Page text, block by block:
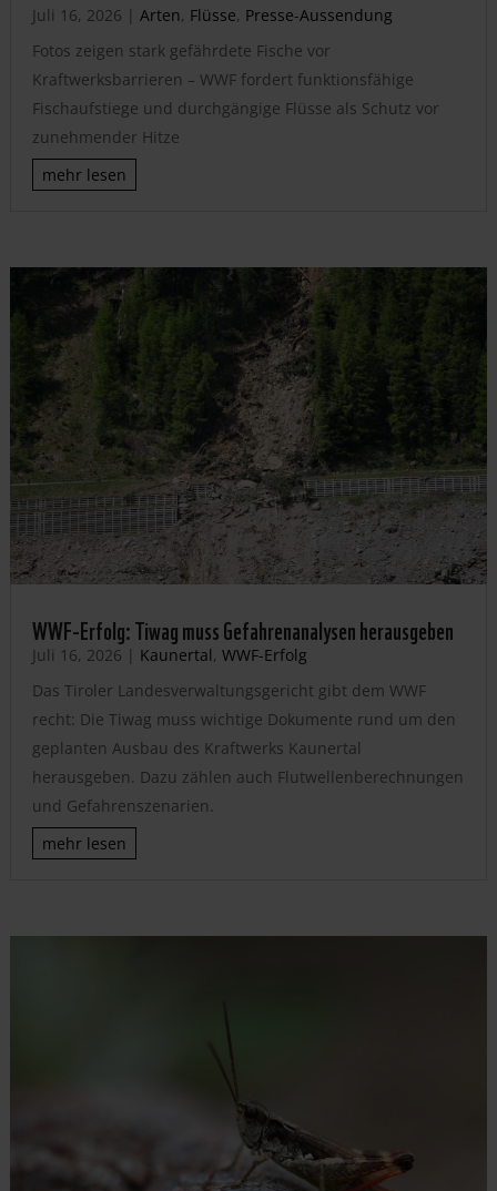
Juli 16, 2026 | Arten, Flüsse, Presse-Aussendung
Fotos zeigen stark gefährdete Fische vor
Kraftwerksbarrieren – WWF fordert funktionsfähige
Fischaufstiege und durchgängige Flüsse als Schutz vor
zunehmender Hitze
mehr lesen
WWF-Erfolg: Tiwag muss Gefahrenanalysen herausgeben
Juli 16, 2026 | Kaunertal, WWF-Erfolg
Das Tiroler Landesverwaltungsgericht gibt dem WWF
recht: Die Tiwag muss wichtige Dokumente rund um den
geplanten Ausbau des Kraftwerks Kaunertal
herausgeben. Dazu zählen auch Flutwellenberechnungen
und Gefahrenszenarien.
mehr lesen